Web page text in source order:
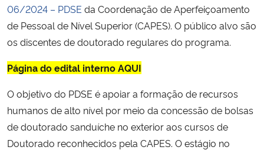
Gabinete de Segurança Institucional
06/2024 – PDSE da Coordenação de Aperfeiçoamento
de Pessoal de Nível Superior (CAPES). O público alvo são
os discentes de doutorado regulares do programa.
Página do edital interno AQUI
O objetivo do PDSE é apoiar a formação de recursos
humanos de alto nível por meio da concessão de bolsas
de doutorado sanduíche no exterior aos cursos de
Doutorado reconhecidos pela CAPES. O estágio no